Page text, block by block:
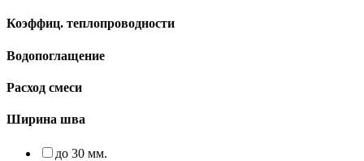
Коэффиц. теплопроводности
Водопоглащение
Расход смеси
Ширина шва
до 30 мм.